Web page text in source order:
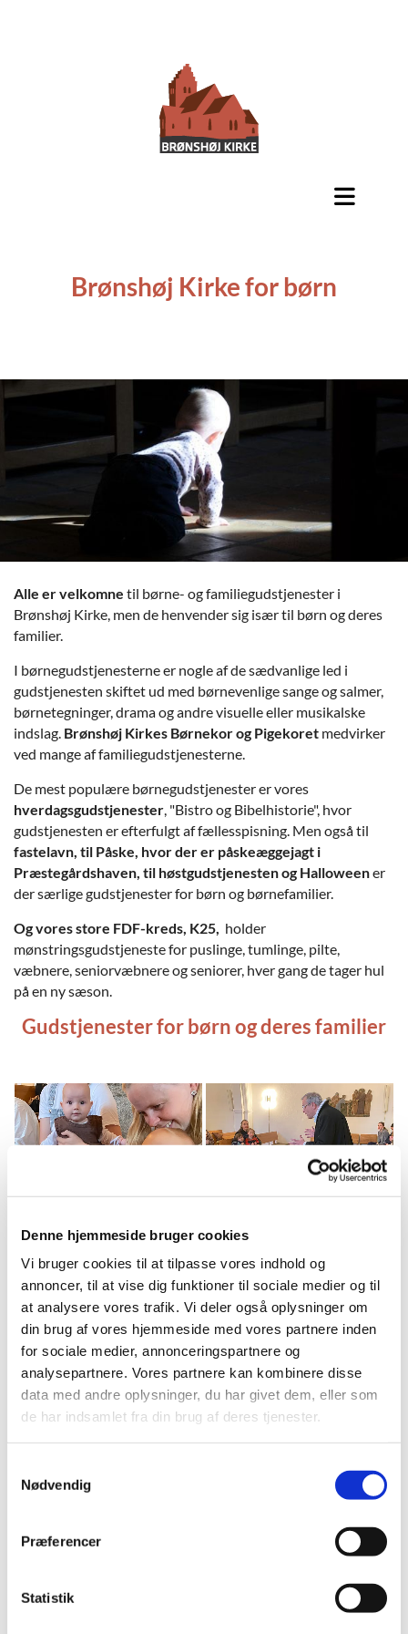
Denne hjemmeside bruger cookies
Vi bruger cookies til at tilpasse vores indhold og
annoncer, til at vise dig funktioner til sociale medier og til
at analysere vores trafik. Vi deler også oplysninger om
din brug af vores hjemmeside med vores partnere inden
for sociale medier, annonceringspartnere og
analysepartnere. Vores partnere kan kombinere disse
data med andre oplysninger, du har givet dem, eller som
de har indsamlet fra din brug af deres tjenester.
Nødvendig
Præferencer
Statistik
Brønshøj Kirke for børn
Alle er velkomne til børne- og familiegudstjenester i
Brønshøj Kirke, men de henvender sig især til børn og deres
familier.
I børnegudstjenesterne er nogle af de sædvanlige led i
gudstjenesten skiftet ud med børnevenlige sange og salmer,
børnetegninger, drama og andre visuelle eller musikalske
indslag. Brønshøj Kirkes Børnekor og Pigekoret medvirker
ved mange af familiegudstjenesterne.
De mest populære børnegudstjenester er vores
hverdagsgudstjenester, "Bistro og Bibelhistorie", hvor
gudstjenesten er efterfulgt af fællesspisning. Men også til
fastelavn, til Påske, hvor der er påskeæggejagt i
Præstegårdshaven, til høstgudstjenesten og Halloweener
der særlige gudstjenester for børn og børnefamilier.
Og vores store FDF-kreds, K25, holder
mønstringsgudstjeneste for puslinge, tumlinge, pilte,
væbnere, seniorvæbnere og seniorer, hver gang de tager hul
på en ny sæson.
Gudstjenester for børn og deres familier